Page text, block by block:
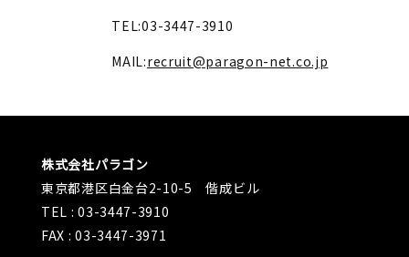
TEL:03-3447-3910
MAIL:recruit@paragon-net.co.jp
株式会社パラゴン
東京都港区白金台2-10-5 偕成ビル
TEL : 03-3447-3910
FAX : 03-3447-3971